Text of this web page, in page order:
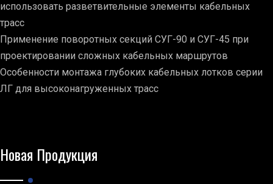
использовать разветвительные элементы кабельных
трасс
Применение поворотных секций СУГ-90 и СУГ-45 при
проектировании сложных кабельных маршрутов
Особенности монтажа глубоких кабельных лотков серии
ЛГ для высоконагруженных трасс
Новая Продукция